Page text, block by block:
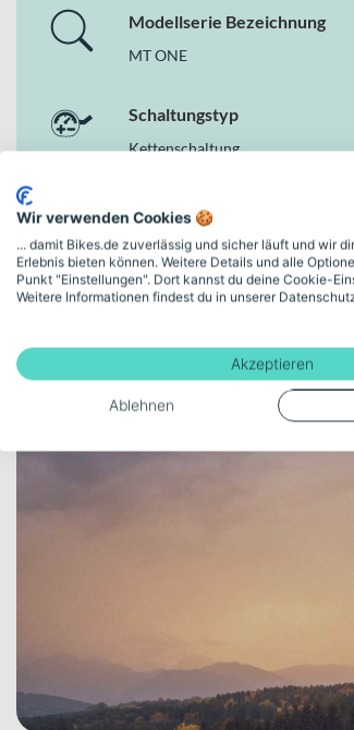
Modellserie Bezeichnung
MT ONE
Schaltungstyp
Kettenschaltung
Wir verwenden Cookies 🍪
... damit Bikes.de zuverlässig und sicher läuft und wir
Erlebnis bieten können. Weitere Details und alle
Punkt "Einstellungen". Dort kannst du deine Cookie-
Weitere Informationen findest du in unserer
Akzeptieren
Ablehnen